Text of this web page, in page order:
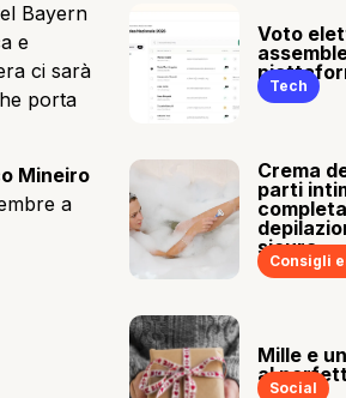
Bayern
e
ci sarà
porta
Mineiro
a
Voto
Tech
Crema
parti
sicura
Consigli
Mille e
al
Social